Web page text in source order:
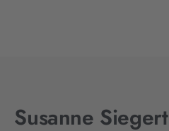
Susanne Siegert